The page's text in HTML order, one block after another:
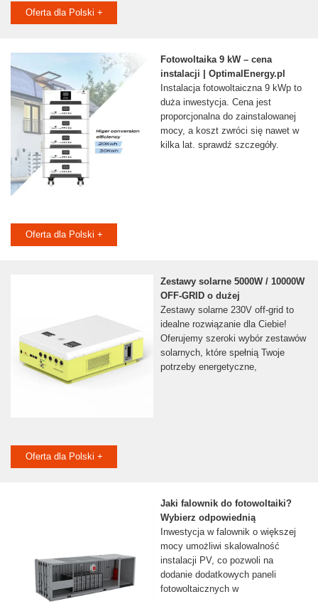
Oferta dla Polski +
Fotowoltaika 9 kW – cena
instalacji | OptimalEnergy.pl
Instalacja fotowoltaiczna 9 kWp to
duża inwestycja. Cena jest
proporcjonalna do zainstalowanej
mocy, a koszt zwróci się nawet w
kilka lat. sprawdź szczegóły.
Oferta dla Polski +
Zestawy solarne 5000W / 10000W
OFF-GRID o dużej
Zestawy solarne 230V off-grid to
idealne rozwiązanie dla Ciebie!
Oferujemy szeroki wybór zestawów
solarnych, które spełnią Twoje
potrzeby energetyczne,
Oferta dla Polski +
Jaki falownik do fotowoltaiki?
Wybierz odpowiednią
Inwestycja w falownik o większej
mocy umożliwi skalowalność
instalacji PV, co pozwoli na
dodanie dodatkowych paneli
fotowoltaicznych w